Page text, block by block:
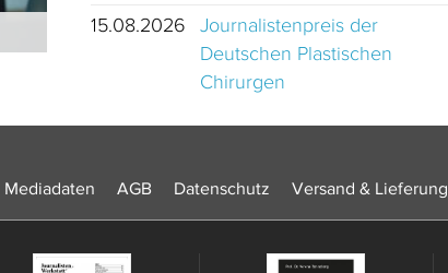
15.08.2026
Journalistenpreis der
Deutschen Plastischen
Chirurgen
Mediadaten AGB Datenschutz Versand & Lieferung